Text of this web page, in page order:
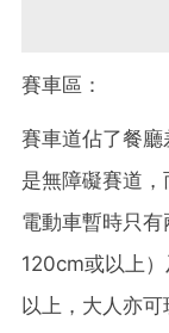
賽車區：
賽車道佔了餐
是無障礙賽道，
電動車暫時只
120cm或以上
以上，大人亦